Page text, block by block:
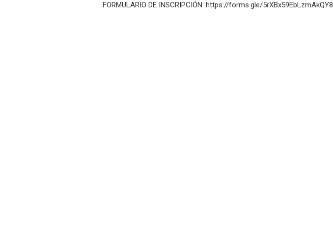
FORMULARIO DE INSCRIPCIÓN: https://forms.gle/5rXBx59EbLzmAkQY8